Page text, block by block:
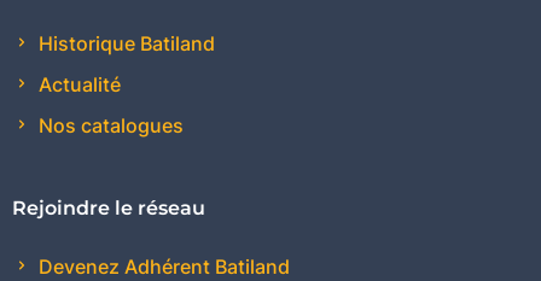
Historique Batiland
Actualité
Nos catalogues
Rejoindre le réseau
Devenez Adhérent Batiland